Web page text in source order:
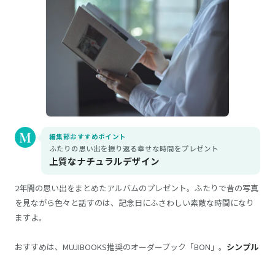
編集部おすすめポイント
ふたりの思い出を振り返る幸せな時間をプレゼント
上質なナチュラルデザイン
2年間の思い出をまとめたアルバムのプレゼント。ふたりで昔の写真
を見ながら色々と話すのは、記念日にふさわしい素敵な時間になり
ますよ。
おすすめは、MUJIBOOKS推奨のオーダーブック「BON」。 シンプル